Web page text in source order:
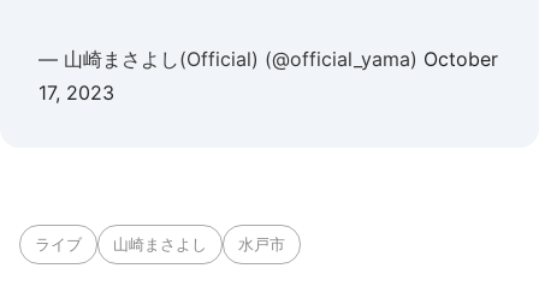
— 山崎まさよし(Official) (@official_yama) October
17, 2023
ライブ 山崎まさよし 水戸市